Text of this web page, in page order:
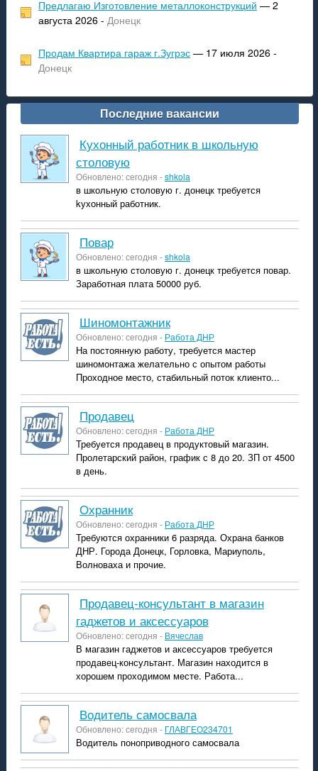
Предлагаю Изготовление металлоконструкций — 2
августа 2026 - Донецк
Продам Квартира гараж г.Зугрэс— 17 июля 2026 -
Донецк
Последние вакансии
Кухонный работник в школьную
столовую
Обновлено: сегодня -shkola
в школьную столовую г. донецк требуется
kухонный работник.
Повар
Обновлено: сегодня -shkola
в школьную столовую г. донецк требуется повар.
Заработная плата 50000 руб.
шиномонтажник
Обновлено: сегодня - Работа ДНР
На постоянную работу, требуется мастер
шиномонтажа желательно с опытом работы
Проходное место, стабильный поток клиенто...
продавец
Обновлено: сегодня - Работа ДНР
Требуется продавец в продуктовый магазин.
Пролетарский район, график с 8 до 20. ЗП от 4500
в день.
охранник
Обновлено: сегодня - Работа ДНР
Требуются охранники 6 разряда. Охрана банков
ДНР. Города Донецк, Горловка, Мариуполь,
Волноваха и прочие.
продавец-консультант в магазин
гаджетов и аксессуаров
Обновлено: сегодня - Вячеслав
В магазин гаджетов и аксессуаров требуется
продавец-консультант. Магазин находится в
хорошем проходимом месте. Работа...
Водитель самосвала
Обновлено: сегодня - ГЛАВГЕО234701
Водитель поноприводного самосвала